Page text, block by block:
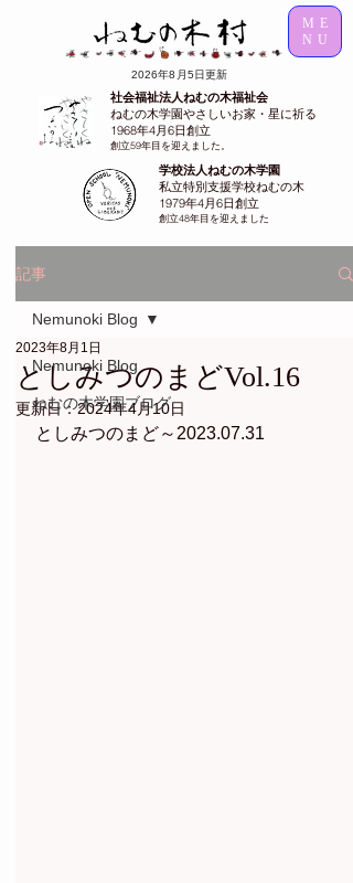
2026年8月5日更新
学校法人ねむの木学園
私立特別支援学校ねむの木
1979年4月6日創立
創立48年目を迎えました
社会福祉法人ねむの木福祉会
ねむの木学園やさしいお家・星に祈る
1968年4月6日創立
創立59年目を迎えました。
ME
NU
記事
Nemunoki Blog
ねむの木学園ブログ
Nemunoki Blog
としみつのまどVol.16
2023年8月1日
更新日：2024年4月10日
としみつのまど～2023.07.31